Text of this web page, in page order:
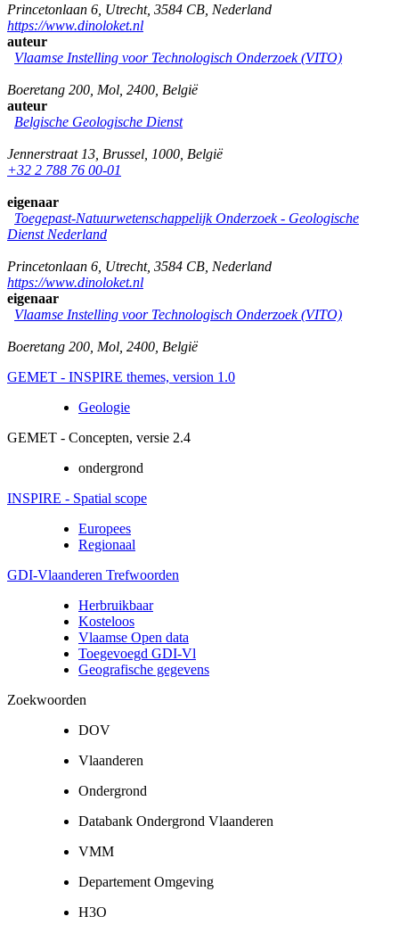
Princetonlaan 6 Utrecht, 3584 CB Nederland
https://www.dinoloket.nl
auteur
Vlaamse Instelling voor Technologisch Onderzoek (VITO)
Boeretang 200 Mol 2400 België
auteur
Belgische Geologische Dienst
Jennerstraat 13 Brussel 1000 België
+32 2 788 76 00-01
eigenaar
Toegepast-Natuurwetenschappelijk Onderzoek - Geologische
Dienst Nederland
Princetonlaan 6 Utrecht, 3584 CB Nederland
https://www.dinoloket.nl
eigenaar
Vlaamse Instelling voor Technologisch Onderzoek (VITO)
Boeretang 200 Mol 2400 België
GEMET - INSPIRE themes, version 1.0
Geologie
GEMET - Concepten, versie 2.4
ondergrond
INSPIRE - Spatial scope
Europees
Regionaal
GDI-Vlaanderen Trefwoorden
Herbruikbaar
Kosteloos
Vlaamse Open data
Toegevoegd GDI-Vl
Geografische gegevens
Zoekwoorden
DOV
Vlaanderen
Ondergrond
Databank Ondergrond Vlaanderen
VMM
Departement Omgeving
H3O